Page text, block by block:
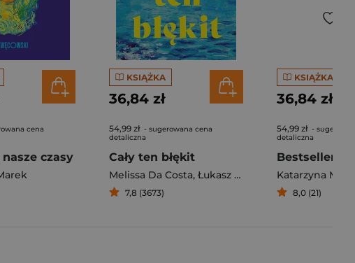
cena
czasy
KSIĄŻKA
36,84 zł
54,99 zł - sugerowana cena
detaliczna
Cały ten błękit
Melissa Da Costa, Łukasz Müller
7,8 (3673)
KSIĄŻKA
36,84 zł
54,99 zł -
detaliczna
Bestseller.
Katarzyna
8,0 (21)